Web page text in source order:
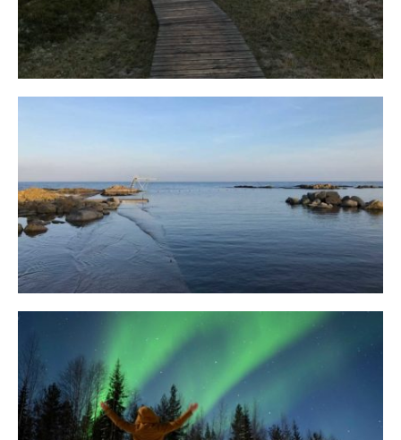
Bornholm
29. OKTOBER 2018
10 Tipps für eine erfolgreiche Jagd
auf Nordlichter
31. JANUAR 2018